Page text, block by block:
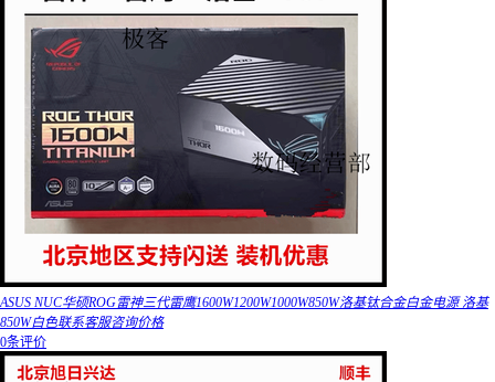
ASUS NUC华硕ROG雷神三代雷鹰1600W1200W1000W850W洛基钛合金白金电源 洛基
850W白色联系客服咨询价格
0条评价